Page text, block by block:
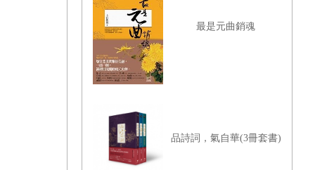
最是元曲銷魂
品詩詞，氣自華(3冊套書)